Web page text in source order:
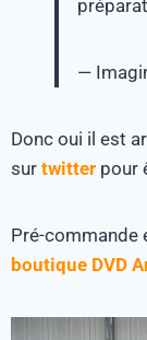
—
Donc oui il est
sur twitter pour
Pré-commande
boutique DVD